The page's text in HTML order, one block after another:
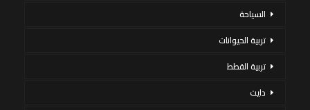
السياحة
تربية الحيوانات
تربية القطط
دايت